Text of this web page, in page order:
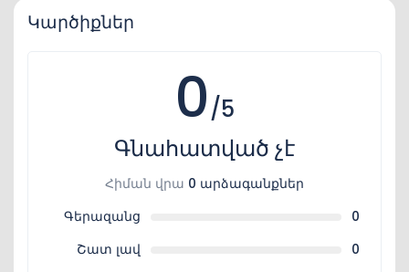
Կարծիքներ
0/5
Գնահատված չէ
Հիման վրա 0 արձագանքներ
Գերազանց
0
Շատ լավ
0